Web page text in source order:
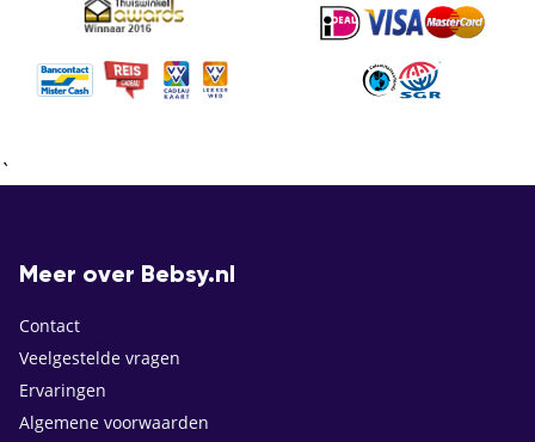
`
Meer over Bebsy.nl
Contact
Veelgestelde vragen
Ervaringen
Algemene voorwaarden